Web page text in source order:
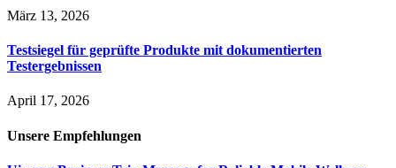
März 13, 2026
Testsiegel für geprüfte Produkte mit dokumentierten
Testergebnissen
April 17, 2026
Unsere Empfehlungen